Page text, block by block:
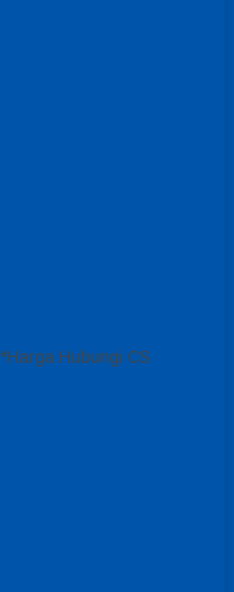
*Harga Hubungi CS